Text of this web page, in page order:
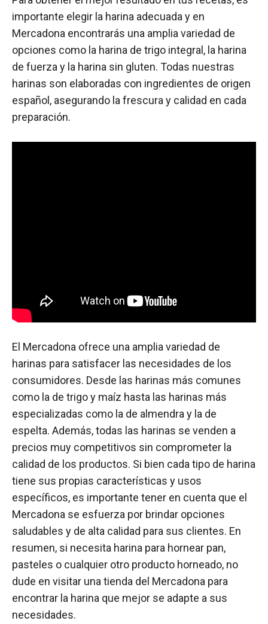
importante elegir la harina adecuada y en
Mercadona encontrarás una amplia variedad de
opciones como la harina de trigo integral, la harina
de fuerza y la harina sin gluten. Todas nuestras
harinas son elaboradas con ingredientes de origen
español, asegurando la frescura y calidad en cada
preparación.
El Mercadona ofrece una amplia variedad de
harinas para satisfacer las necesidades de los
consumidores. Desde las harinas más comunes
como la de trigo y maíz hasta las harinas más
especializadas como la de almendra y la de
espelta. Además, todas las harinas se venden a
precios muy competitivos sin comprometer la
calidad de los productos. Si bien cada tipo de harina
tiene sus propias características y usos
específicos, es importante tener en cuenta que el
Mercadona se esfuerza por brindar opciones
saludables y de alta calidad para sus clientes. En
resumen, si necesita harina para hornear pan,
pasteles o cualquier otro producto horneado, no
dude en visitar una tienda del Mercadona para
encontrar la harina que mejor se adapte a sus
necesidades.